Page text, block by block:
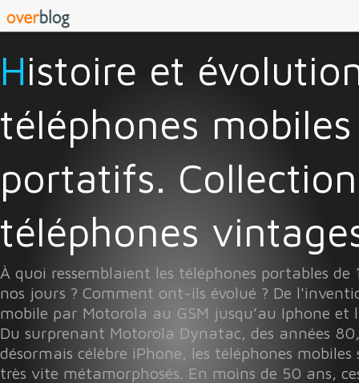
Histoire et évolution des
téléphones mobiles
portatifs.
téléphones
À quoi ressemblaient les téléphones portables de
nos jours ? Comment ont-ils évolué ? De
mobile par Motorola au GSM jusqu’au Iphone et
Du surprenant Motorola Dynatac, des années
désormais célèbre iPhone, les téléphones mobiles
très vite métamorphosés. En moins de 50 ans,